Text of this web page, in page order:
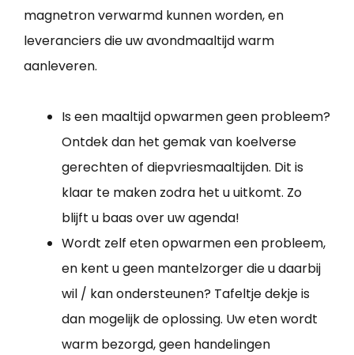
magnetron verwarmd kunnen worden, en
leveranciers die uw avondmaaltijd warm
aanleveren.
Is een maaltijd opwarmen geen probleem?
Ontdek dan het gemak van koelverse
gerechten of diepvriesmaaltijden. Dit is
klaar te maken zodra het u uitkomt. Zo
blijft u baas over uw agenda!
Wordt zelf eten opwarmen een probleem,
en kent u geen mantelzorger die u daarbij
wil / kan ondersteunen? Tafeltje dekje is
dan mogelijk de oplossing. Uw eten wordt
warm bezorgd, geen handelingen